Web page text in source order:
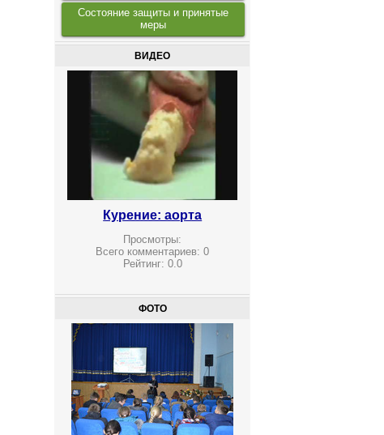
Состояние защиты и принятые
меры
ВИДЕО
Курение: аорта
Просмотры:
Всего комментариев:0
Рейтинг: 0.0
ФОТО